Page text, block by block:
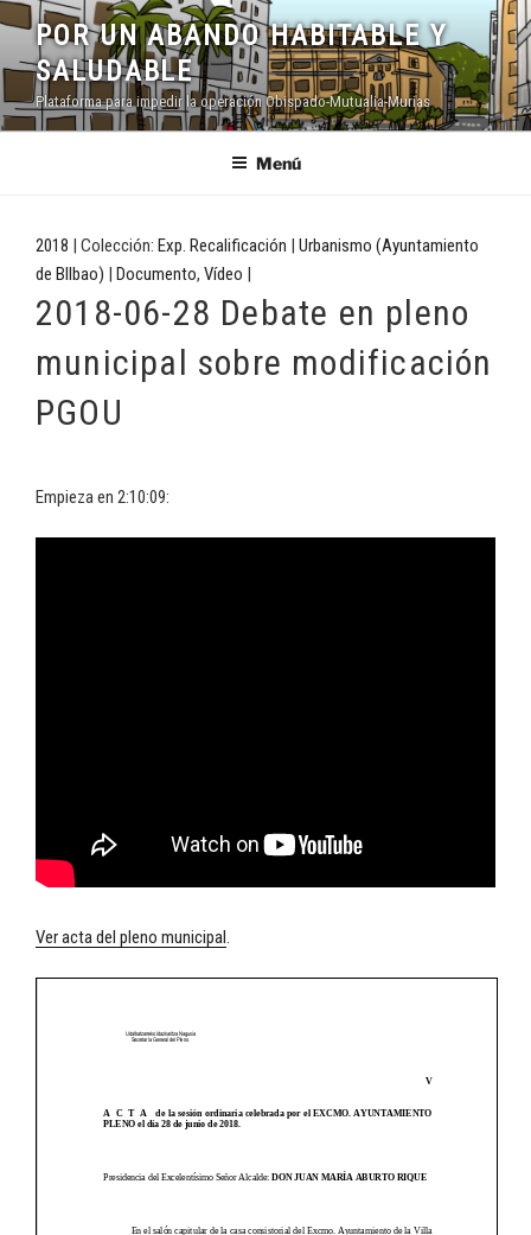
Saltar
contenido
POR UN ABANDO HABITABLE Y
SALUDABLE
Plataforma para impedir la operación Obispado-Mutualia-Murias
Menú
2018 | Colección: Exp. Recalificación | Urbanismo (Ayuntamiento
de BIlbao) | Documento, Vídeo |
2018-06-28 Debate en pleno
municipal sobre modificación
PGOU
Empieza en 2:10:09:
Ver acta del pleno municipal